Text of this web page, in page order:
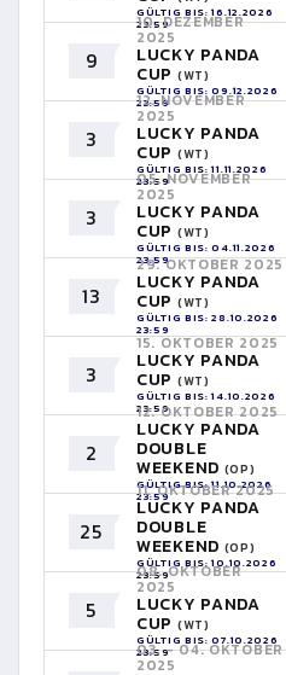
GÜLTIG BIS: 16.12.2026
23:59
9
10. DEZEMBER
2025
LUCKY PANDA
CUP (WT)
GÜLTIG BIS: 09.12.2026
23:59
3
12. NOVEMBER
2025
LUCKY PANDA
CUP (WT)
GÜLTIG BIS: 11.11.2026
23:59
3
05. NOVEMBER
2025
LUCKY PANDA
CUP (WT)
GÜLTIG BIS: 04.11.2026
23:59
13
29. OKTOBER 2025
LUCKY PANDA
CUP (WT)
GÜLTIG BIS: 28.10.2026
23:59
3
15. OKTOBER 2025
LUCKY PANDA
CUP (WT)
GÜLTIG BIS: 14.10.2026
23:59
2
12. OKTOBER 2025
LUCKY PANDA
DOUBLE
WEEKEND (OP)
GÜLTIG BIS: 11.10.2026
23:59
25
11. OKTOBER 2025
LUCKY PANDA
DOUBLE
WEEKEND (OP)
GÜLTIG BIS: 10.10.2026
23:59
5
08. OKTOBER
2025
LUCKY PANDA
CUP (WT)
GÜLTIG BIS: 07.10.2026
23:59
03. - 04. OKTOBER
2025